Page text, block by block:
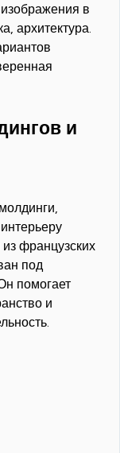
в
архитектура.
и
французских
под
помогает
и